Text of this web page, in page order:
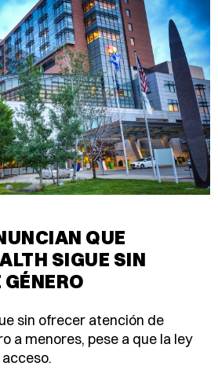
QUE
SIGUE SIN
sin ofrecer atención de
a menores, pese a que la ley